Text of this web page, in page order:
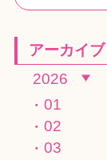
アーカイブ
2026
01
02
03